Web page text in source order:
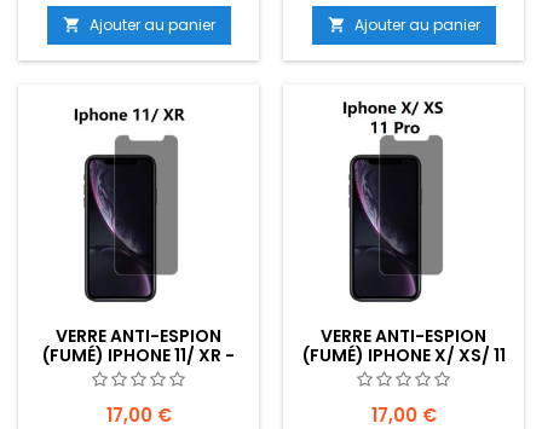
 Ajouter au panier  Ajouter au panier
VERRE ANTI-ESPION
(FUMÉ) IPHONE 11/ XR -
EMPLACEMENT : Z02-
B20-E03
17,00 €
VERRE ANTI-ESPION
(FUMÉ) IPHONE X/ XS/ 11
PRO - EMPLACEMENT :
Z02-B20-E03
17,00 €